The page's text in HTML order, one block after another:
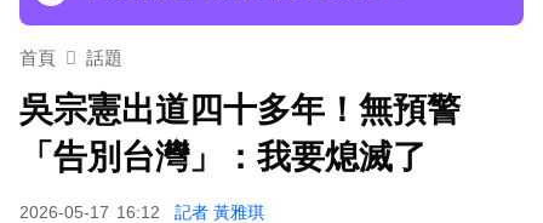
埃及知名女星涉販毒！ 遭「判死刑」震撼社會
首頁 話題
吳宗憲出道四十多年！無預警
「告別台灣」：我要熄滅了
2026-05-17 16:12 記者 黃雅琪